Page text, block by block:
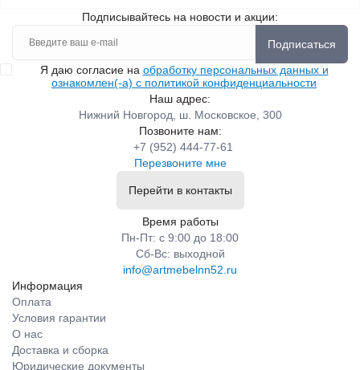
Подписывайтесь на новости и акции:
Подписаться
Я даю согласие на обработку персональных данных и
ознакомлен(-а) с политикой конфиденциальности
Наш адрес:
Нижний Новгород, ш. Московское, 300
Позвоните нам:
+7 (952) 444-77-61
Перезвоните мне
Перейти в контакты
Время работы
Пн-Пт: с 9:00 до 18:00
Сб-Вс: выходной
info@artmebelnn52.ru
Информация
Оплата
Условия гарантии
О нас
Доставка и сборка
Юридические документы